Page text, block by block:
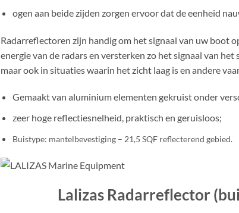
ogen aan beide zijden zorgen ervoor dat de eenheid
Radarreflectoren zijn handig om het signaal van uw boot
energie van de radars en versterken zo het signaal van
maar ook in situaties waarin het zicht laag is en andere
Gemaakt van aluminium elementen gekruist onder
zeer hoge reflectiesnelheid, praktisch en geruisloos;
Buistype: mantelbevestiging – 21,5 SQF reflecterend gebied.
Lalizas Radarreflector